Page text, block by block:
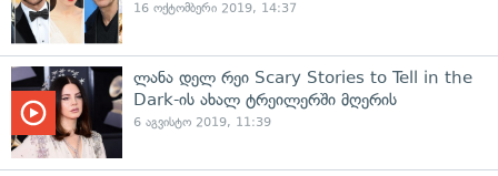
16 ოქტომბერი 2019, 14:37
ლანა დელ რეი Scary Stories to Tell in the
Dark-ის ახალ ტრეილერში მღერის
6 აგვისტო 2019, 11:39